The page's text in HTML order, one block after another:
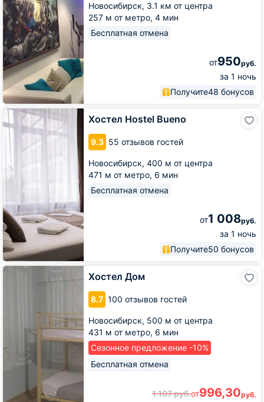
Новосибирск, 3.1 км от центра
257 м от метро, 4 мин
Бесплатная отмена
от950руб.
за 1 ночь
Получите48 бонусов
Хостел Hostel Bueno
9.3 55 отзывов гостей
Новосибирск, 400 м от центра
471 м от метро, 6 мин
Бесплатная отмена
от1 008руб.
за 1 ночь
Получите50 бонусов
Хостел
Hostel
Bueno
Хостел Дом
8.7 100 отзывов гостей
Новосибирск, 500 м от центра
431 м от метро, 6 мин
Сезонное предложение -10%
Бесплатная отмена
1 107руб.от996,30руб.
Хостел